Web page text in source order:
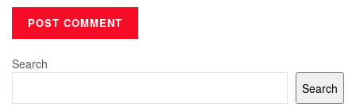
Search
Search